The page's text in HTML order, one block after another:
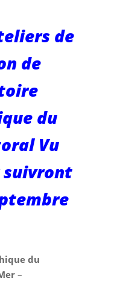
de
de
du
Vu
suivront
du
–